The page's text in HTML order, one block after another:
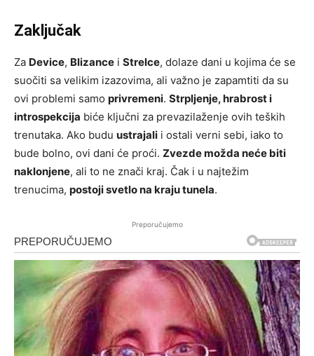
Zaključak
Za Device, Blizance i Strelce, dolaze dani u kojima će se
suočiti sa velikim izazovima, ali važno je zapamtiti da su
ovi problemi samo privremeni. Strpljenje, hrabrost i
introspekcija biće ključni za prevazilaženje ovih teških
trenutaka. Ako budu ustrajali i ostali verni sebi, iako to
bude bolno, ovi dani će proći. Zvezde možda neće biti
naklonjene, ali to ne znači kraj. Čak i u najtežim
trenucima, postoji svetlo na kraju tunela.
Preporučujemo